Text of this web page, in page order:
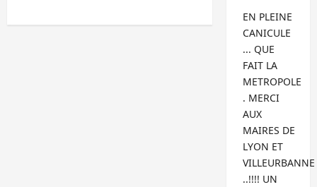
EN PLEINE
CANICULE
... QUE
FAIT LA
METROPOLE
. MERCI
AUX
MAIRES DE
LYON ET
VILLEURBANNE
..!!!! UN